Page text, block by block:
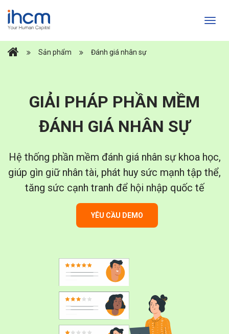
Sản phẩm Đánh giá nhân sự
GIẢI PHÁP PHẦN MỀM
ĐÁNH GIÁ NHÂN SỰ
Hệ thống phần mềm đánh giá nhân sự khoa học,
giúp gìn giữ nhân tài, phát huy sức mạnh tập thể,
tăng sức cạnh tranh để hội nhập quốc tế
YÊU CẦU DEMO